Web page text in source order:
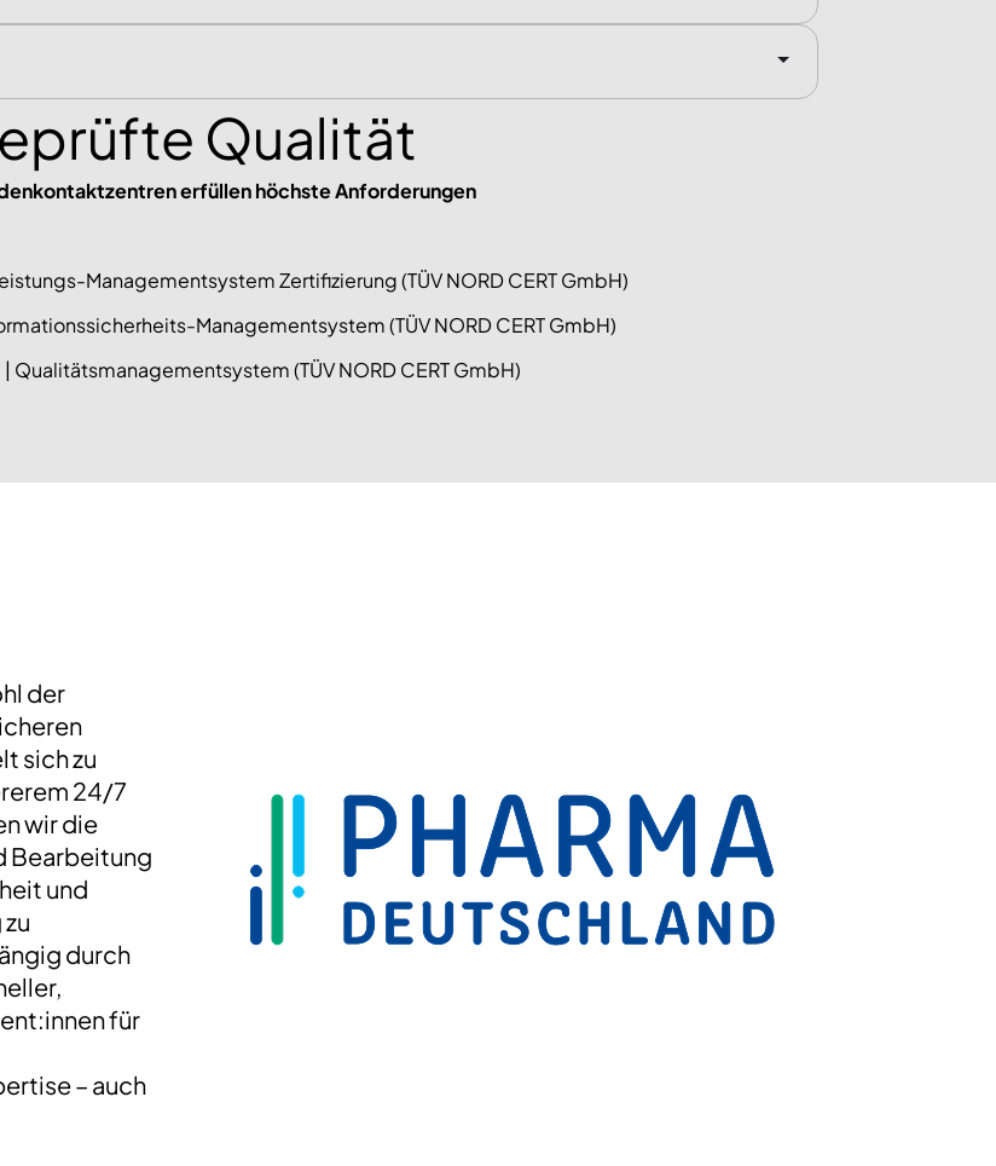
Qualität
erfüllen höchste Anforderungen
Managementsystem Zertifizierung (TÜV NORD CERT GmbH)
Managementsystem (TÜV NORD CERT GmbH)
| Qualitätsmanagementsystem (TÜV NORD CERT GmbH)
der
sich zu
24/7
wir die
Bearbeitung
und
durch
für
– auch